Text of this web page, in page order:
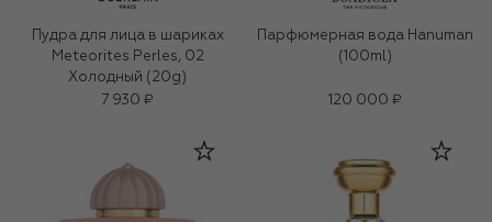
Пудра для лица в шариках
Meteorites Perles, 02
Холодный (20g)
7 930 ₽
Парфюмерная вода Hanuman
(100ml)
120 000 ₽